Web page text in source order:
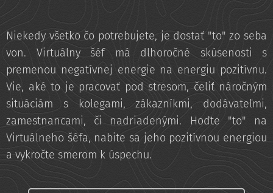
Niekedy všetko čo potrebujete, je dostať "to" zo seba
von. Virtuálny šéf má dlhoročné skúsenosti s
premenou negatívnej energie na energiu pozitívnu.
Vie, aké to je pracovať pod stresom, čeliť náročným
situáciám s kolegami, zákazníkmi, dodávateľmi,
zamestnancami, či nadriadenými. Hoďte "to" na
Virtuálneho šéfa, nabite sa jeho pozitívnou energiou
a vykročte smerom k úspechu.